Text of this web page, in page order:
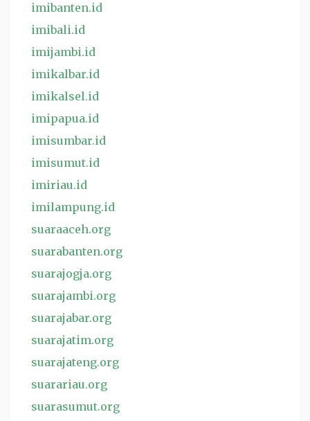
imibanten.id
imibali.id
imijambi.id
imikalbar.id
imikalsel.id
imipapua.id
imisumbar.id
imisumut.id
imiriau.id
imilampung.id
suaraaceh.org
suarabanten.org
suarajogja.org
suarajambi.org
suarajabar.org
suarajatim.org
suarajateng.org
suarariau.org
suarasumut.org